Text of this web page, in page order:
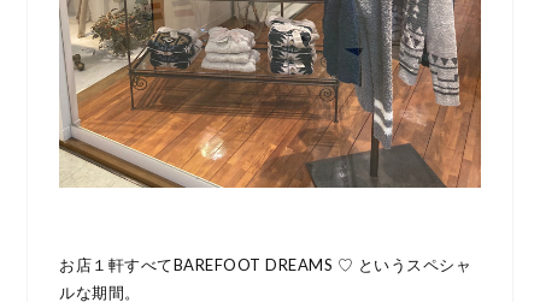
お店１軒すべてBAREFOOT DREAMS ♡ というスペシャ
ルな期間。